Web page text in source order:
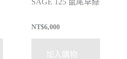
NT$6,000
加入購物